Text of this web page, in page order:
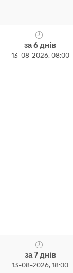
за 6 днів
13-08-2026, 08:00
за 7 днів
13-08-2026, 18:00